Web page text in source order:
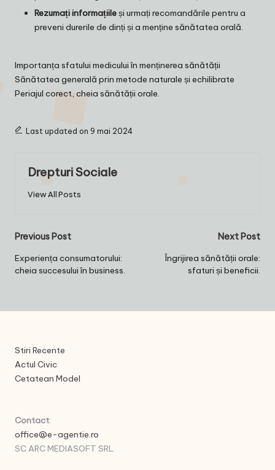
Rezumați informațiileși urmați recomandările pentru a
preveni durerile de dinți și a menține sănătatea orală.
Importanța sfatului medicului în menținerea sănătății
Sănătatea generală prin metode naturale și echilibrate
Periajul corect, cheia sănătății orale.
Last updated on 9 mai 2024
Drepturi Sociale
View All Posts
Post
navigation
Previous Post
Experiența consumatorului:
cheia succesului în business.
Next Post
Îngrijirea sănătății orale:
sfaturi și beneficii.
Stiri Recente
Actul Civic
Cetatean Model
Contact:
office@e-agentie.ro
SC ARC MEDIASOFT SRL